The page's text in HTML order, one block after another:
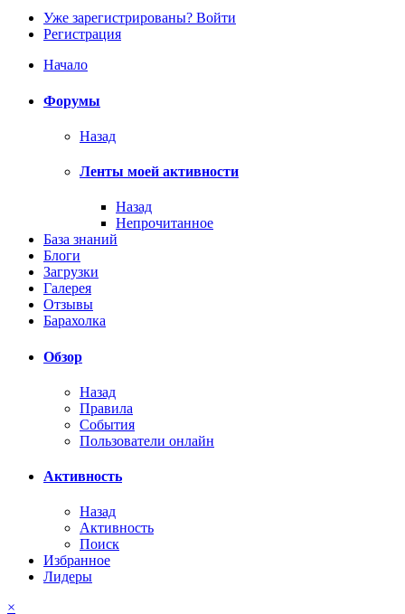
Уже зарегистрированы? Войти
Регистрация
Начало
Форумы
Назад
Ленты моей активности
Назад
Непрочитанное
База знаний
Блоги
Загрузки
Галерея
Отзывы
Барахолка
Обзор
Назад
Правила
События
Пользователи онлайн
Активность
Назад
Активность
Поиск
Избранное
Лидеры
×